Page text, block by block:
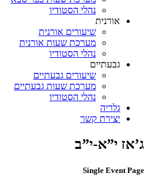
נהלי הסטודיו
אורנית
שיעורים אורנית
מערכת שעות אורנית
נהלי הסטודיו
גבעתיים
שיעורים גבעתיים
מערכת שעות גבעתיים
נהלי הסטודיו
גלריה
יצירת קשר
ג’אז י”א-י”ב
Single Event Page